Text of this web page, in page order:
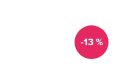
-13 %